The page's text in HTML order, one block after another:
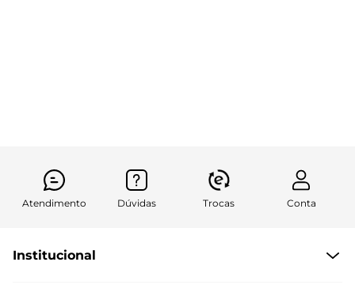
Atendimento Dúvidas Trocas Conta
Institucional